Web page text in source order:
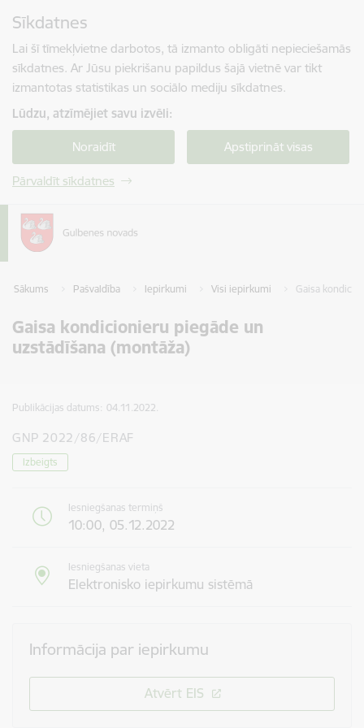
Sīkdatnes
Lai šī tīmekļvietne darbotos, tā izmanto obligāti nepieciešamās
sīkdatnes. Ar Jūsu piekrišanu papildus šajā vietnē var tikt
izmantotas statistikas un sociālo mediju sīkdatnes.
Lūdzu, atzīmējiet savu izvēli:
Noraidīt Apstiprināt visas
Pārvaldīt sīkdatnes
Sākums Pašvaldība Iepirkumi Visi iepirkumi Gaisa
Gaisa kondicionieru piegāde un
uzstādīšana (montāža)
Publikācijas datums: 04.11.2022.
GNP 2022/86/ERAF
Izbeigts
Iesniegšanas termiņš
10:00, 05.12.2022
Iesniegšanas vieta
Elektronisko iepirkumu sistēmā
Informācija par iepirkumu
Atvērt EIS